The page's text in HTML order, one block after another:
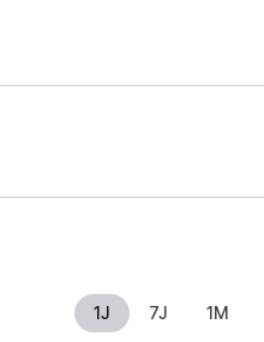
1J 7J 1M